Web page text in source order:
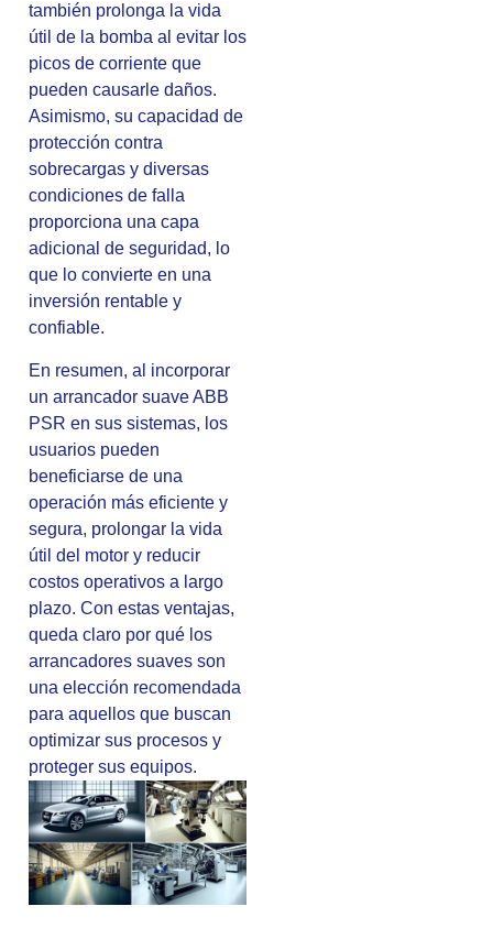
también prolonga la vida
útil de la bomba al evitar los
picos de corriente que
pueden causarle daños.
Asimismo, su capacidad de
protección contra
sobrecargas y diversas
condiciones de falla
proporciona una capa
adicional de seguridad, lo
que lo convierte en una
inversión rentable y
confiable.
En resumen, al incorporar
un arrancador suave ABB
PSR en sus sistemas, los
usuarios pueden
beneficiarse de una
operación más eficiente y
segura, prolongar la vida
útil del motor y reducir
costos operativos a largo
plazo. Con estas ventajas,
queda claro por qué los
arrancadores suaves son
una elección recomendada
para aquellos que buscan
optimizar sus procesos y
proteger sus equipos.